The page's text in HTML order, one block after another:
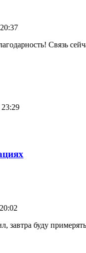
Связь
завтра буду